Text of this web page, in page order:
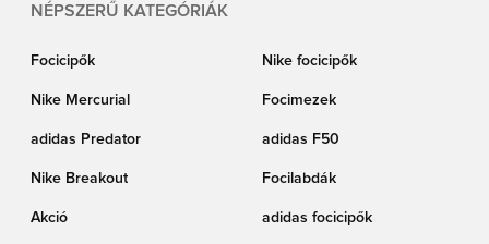
NÉPSZERŰ KATEGÓRIÁK
Focicipők Nike focicipők
Nike Mercurial Focimezek
adidas Predator adidas F50
Nike Breakout Focilabdák
Akció adidas focicipők